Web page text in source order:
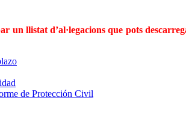
un llistat d’al·legacions que pots
de Protección Civil